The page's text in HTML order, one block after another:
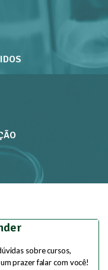
sobre cursos,
prazer falar com você!